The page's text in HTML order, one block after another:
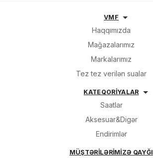
VMF
Haqqımızda
Mağazalarımız
Markalarımız
Tez tez verilən sualar
KATEQORİYALAR
Saatlar
Aksesuar&Digər
Endirimlər
MÜŞTƏRİLƏRİMİZƏ QAYĞI